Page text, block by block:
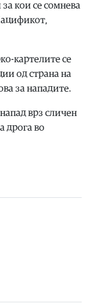
кои се сомнева
картелите се
од страна на
за нападите.
врз сличен
дрога во